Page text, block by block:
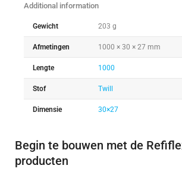
Additional information
Gewicht 203 g
Afmetingen 1000 × 30 × 27 mm
Lengte 1000
Stof Twill
Dimensie 30×27
Begin te bouwen met de
producten